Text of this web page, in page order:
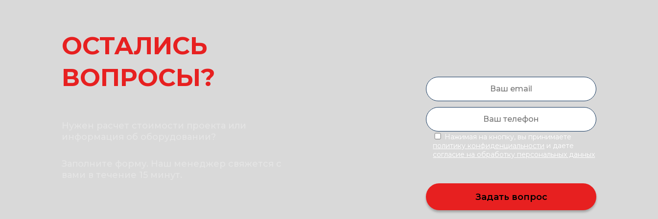
ОСТАЛИСЬ
ВОПРОСЫ?
Нажимая на кнопку, вы принимаете
политику конфиденциальности и даете
согласие на обработку персональных данных